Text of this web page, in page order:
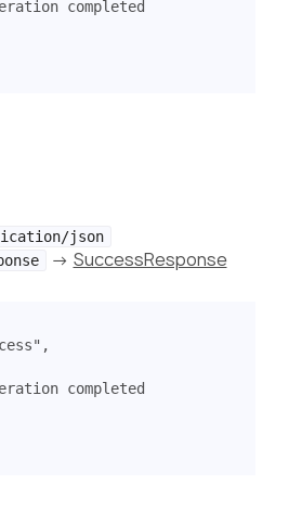
completed
json
→ SuccessResponse
,
completed